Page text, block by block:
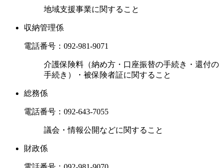
地域支援事業に関すること
収納管理係
電話番号： 092-981-9071
介護保険料（納め方・口座振替の手続き・還付の
手続き）・被保険者証に関すること
総務係
電話番号： 092-643-7055
議会・情報公開などに関すること
財政係